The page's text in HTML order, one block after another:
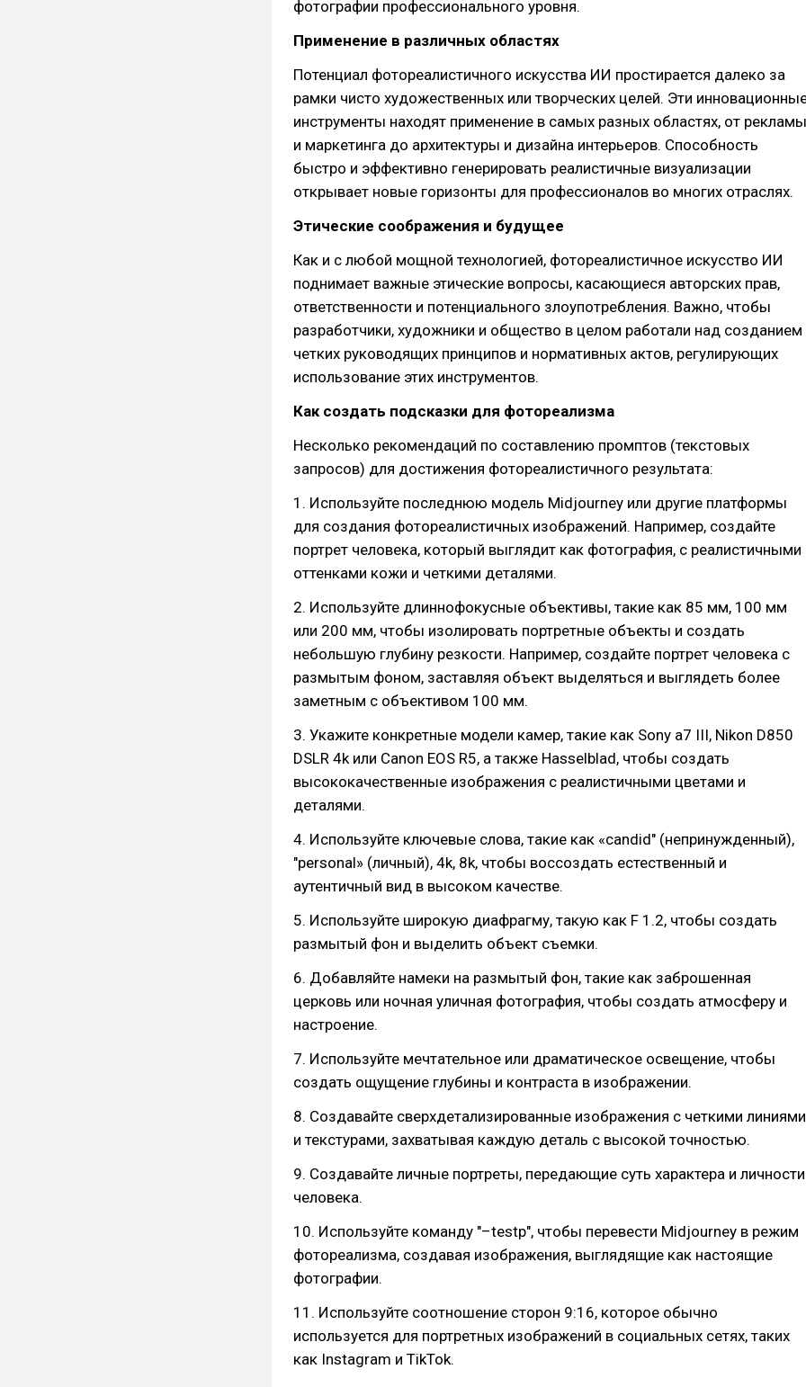
фотографии профессионального уровня.
Применение в различных областях
Потенциал фотореалистичного искусства ИИ простирается далеко за
рамки чисто художественных или творческих целей. Эти
инструменты находят применение в самых разных областях, от рекламы
и маркетинга до архитектуры и дизайна интерьеров. Способность
быстро и эффективно генерировать реалистичные визуализации
открывает новые горизонты для профессионалов во многих отраслях.
Этические соображения и будущее
Как и с любой мощной технологией, фотореалистичное искусство ИИ
поднимает важные этические вопросы, касающиеся авторских прав,
ответственности и потенциального злоупотребления. Важно, чтобы
разработчики, художники и общество в целом работали над созданием
четких руководящих принципов и нормативных актов, регулирующих
использование этих инструментов.
Как создать подсказки для фотореализма
Несколько рекомендаций по составлению промптов (текстовых
запросов) для достижения фотореалистичного результата:
1. Используйте последнюю модель Midjourney или другие платформы
для создания фотореалистичных изображений. Например, создайте
портрет человека, который выглядит как фотография, с реалистичными
оттенками кожи и четкими деталями.
2. Используйте длиннофокусные объективы, такие как 85 мм, 100 мм
или 200 мм, чтобы изолировать портретные объекты и создать
небольшую глубину резкости. Например, создайте портрет человека с
размытым фоном, заставляя объект выделяться и выглядеть более
заметным с объективом 100 мм.
3. Укажите конкретные модели камер, такие как Sony a7 III, Nikon D850
DSLR 4k или Canon EOS R5, а также Hasselblad, чтобы создать
высококачественные изображения с реалистичными цветами и
деталями.
4. Используйте ключевые слова, такие как «candid" (непринужденный),
"personal» (личный), 4k, 8k, чтобы воссоздать естественный и
аутентичный вид в высоком качестве.
5. Используйте широкую диафрагму, такую как F 1.2, чтобы создать
размытый фон и выделить объект съемки.
6. Добавляйте намеки на размытый фон, такие как заброшенная
церковь или ночная уличная фотография, чтобы создать атмосферу и
настроение.
7. Используйте мечтательное или драматическое освещение, чтобы
создать ощущение глубины и контраста в изображении.
8. Создавайте сверхдетализированные изображения с четкими линиями
и текстурами, захватывая каждую деталь с высокой точностью.
9. Создавайте личные портреты, передающие суть характера и личности
человека.
10. Используйте команду "–testp", чтобы перевести Midjourney в режим
фотореализма, создавая изображения, выглядящие как настоящие
фотографии.
11. Используйте соотношение сторон 9:16, которое обычно
используется для портретных изображений в социальных сетях, таких
как Instagram и TikTok.